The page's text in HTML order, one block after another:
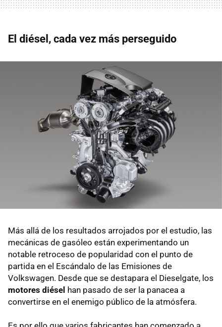
El diésel, cada vez más perseguido
Más allá de los resultados arrojados por el estudio, las
mecánicas de gasóleo están experimentando un
notable retroceso de popularidad con el punto de
partida en el Escándalo de las Emisiones de
Volkswagen. Desde que se destapara el Dieselgate, los
motores diésel han pasado de ser la panacea a
convertirse en el enemigo público de la atmósfera.